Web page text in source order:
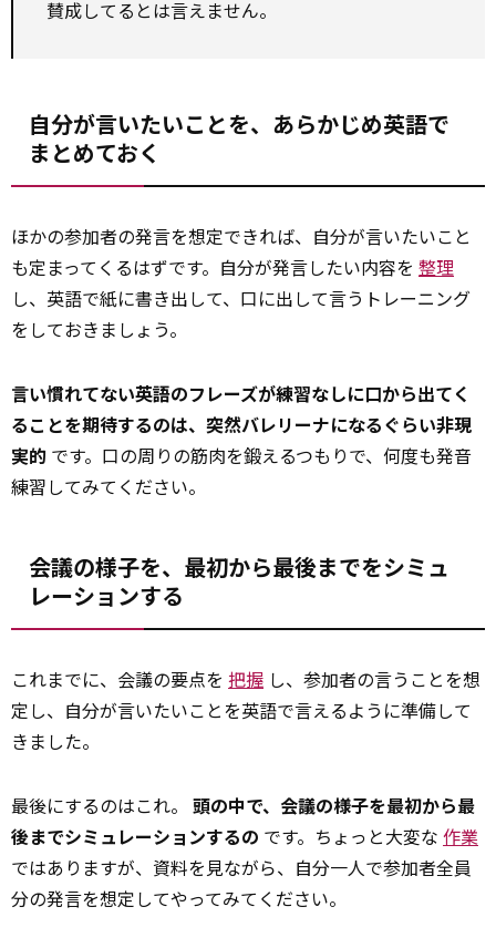
賛成してるとは言えません。
自分が言いたいことを、あらかじめ英語で
まとめておく
ほかの参加者の発言を想定できれば、自分が言いたいこと
も定まってくるはずです。自分が発言したい内容を 整理
し、英語で紙に書き出して、口に出して言うトレーニング
をしておきましょう。
言い慣れてない英語のフレーズが練習なしに口から出てく
ることを期待するのは、突然バレリーナになるぐらい非現
実的 です。口の周りの筋肉を鍛えるつもりで、何度も発音
練習してみてください。
会議の様子を、最初から最後までをシミュ
レーションする
これまでに、会議の要点を 把握 し、参加者の言うことを想
定し、自分が言いたいことを英語で言えるように準備して
きました。
最後にするのはこれ。 頭の中で、会議の様子を最初から最
後までシミュレーションするの です。ちょっと大変な 作業
ではありますが、資料を見ながら、自分一人で参加者全員
分の発言を想定してやってみてください。